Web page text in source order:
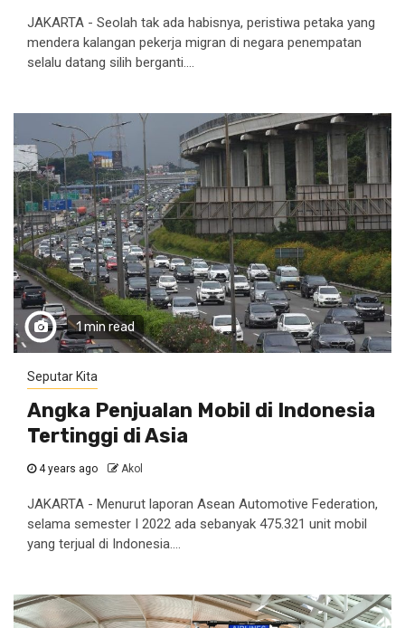
JAKARTA - Seolah tak ada habisnya, peristiwa petaka yang
mendera kalangan pekerja migran di negara penempatan
selalu datang silih berganti....
1 min read
Seputar Kita
Angka Penjualan Mobil di Indonesia
Tertinggi di Asia
4 years ago Akol
JAKARTA - Menurut laporan Asean Automotive Federation,
selama semester I 2022 ada sebanyak 475.321 unit mobil
yang terjual di Indonesia....